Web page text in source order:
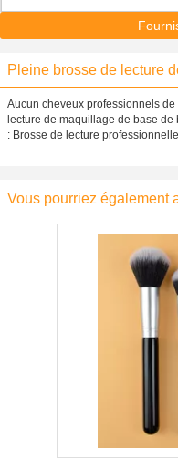
Pleine brosse de lecture
Aucun cheveux professionnels
lecture de maquillage de base
: Brosse de lecture
Vous pourriez également